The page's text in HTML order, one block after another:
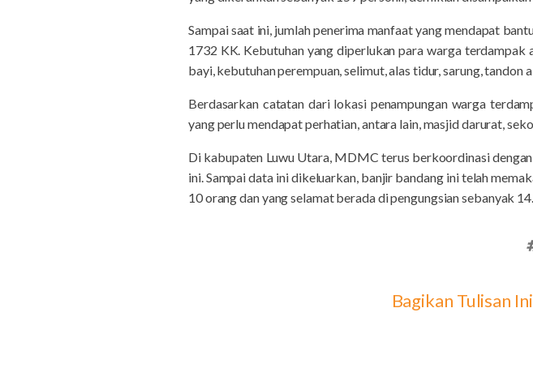
Sampai saat ini, jumlah penerima manfaat yang mendapat
1732 KK. Kebutuhan yang diperlukan para warga terdampak
bayi, kebutuhan perempuan, selimut, alas tidur, sarung,
Berdasarkan catatan dari lokasi penampungan warga
yang perlu mendapat perhatian, antara lain, masjid darurat,
Di kabupaten Luwu Utara, MDMC terus berkoordinasi
ini. Sampai data ini dikeluarkan, banjir bandang ini telah
10 orang dan yang selamat berada di pengungsian sebanyak
Bagikan Tulisan